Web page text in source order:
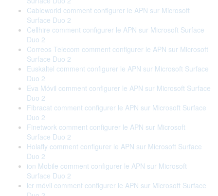
Cableworld comment configurer le APN sur Microsoft
Surface Duo 2
Cellhire comment configurer le APN sur Microsoft Surface
Duo 2
Correos Telecom comment configurer le APN sur Microsoft
Surface Duo 2
Euskaltel comment configurer le APN sur Microsoft Surface
Duo 2
Eva Móvil comment configurer le APN sur Microsoft Surface
Duo 2
Fibracat comment configurer le APN sur Microsoft Surface
Duo 2
Finetwork comment configurer le APN sur Microsoft
Surface Duo 2
Holafly comment configurer le APN sur Microsoft Surface
Duo 2
ion Mobile comment configurer le APN sur Microsoft
Surface Duo 2
lcr móvil comment configurer le APN sur Microsoft Surface